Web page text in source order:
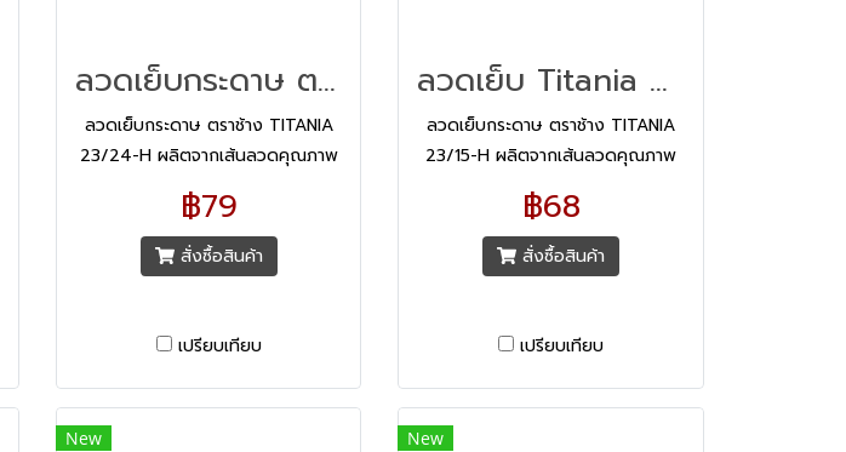
ลวดเย็บกระดาษ ตราช้าง Titania 23/24-H
ลวดเย็บกระดาษ ตราช้าง TITANIA
23/24-H ผลิตจากเส้นลวดคุณภาพ
สูง ควบคุมการผลิตด้วยเทคโนโลยีที่
ทันสมัยจากประเทศสวิตเซอร์แลนด์
฿79
สั่งซื้อสินค้า
เปรียบเทียบ
ลวดเย็บ Titania ตราช้าง No.23/15-H
ลวดเย็บกระดาษ ตราช้าง TITANIA
23/15-H ผลิตจากเส้นลวดคุณภาพ
สูง ควบคุมการผลิตด้วยเทคโนโลยีที่
ทันสมัยจากประเทศสวิตเซอร์แลนด์
฿68
สั่งซื้อสินค้า
เปรียบเทียบ
New New